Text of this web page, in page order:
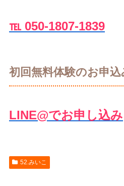
℡ 050-1807-1839
初回無料体験のお申込
LINE@でお申し込み
52.みいこ